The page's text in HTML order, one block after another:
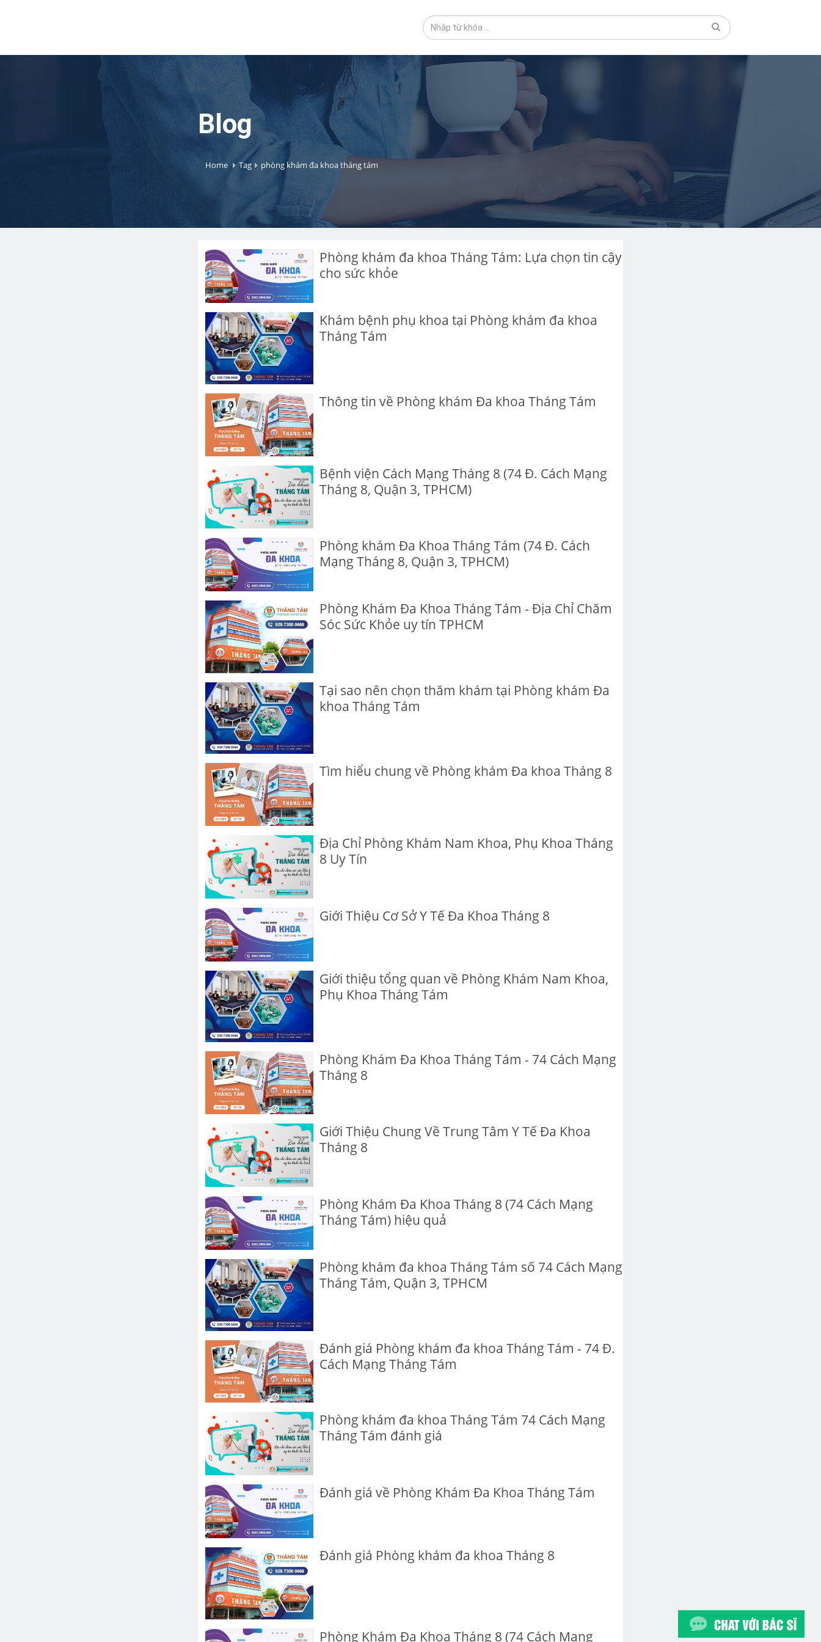
Blog
Home Tag phòng khám đa khoa tháng tám
Phòng khám đa khoa Tháng Tám: Lựa chọn tin cậy
cho sức khỏe
Khám bệnh phụ khoa tại Phòng khám đa khoa
Tháng Tám
Thông tin về Phòng khám Đa khoa Tháng Tám
Bệnh viện Cách Mạng Tháng 8 (74 Đ. Cách Mạng
Tháng 8, Quận 3, TPHCM)
Phòng khám Đa Khoa Tháng Tám (74 Đ. Cách
Mạng Tháng 8, Quận 3, TPHCM)
Phòng Khám Đa Khoa Tháng Tám - Địa Chỉ Chăm
Sóc Sức Khỏe uy tín TPHCM
Tại sao nên chọn thăm khám tại Phòng khám Đa
khoa Tháng Tám
Tìm hiểu chung về Phòng khám Đa khoa Tháng 8
Địa Chỉ Phòng Khám Nam Khoa, Phụ Khoa Tháng
8 Uy Tín
Giới Thiệu Cơ Sở Y Tế Đa Khoa Tháng 8
Giới thiệu tổng quan về Phòng Khám Nam Khoa,
Phụ Khoa Tháng Tám
Phòng Khám Đa Khoa Tháng Tám - 74 Cách Mạng
Tháng 8
Giới Thiệu Chung Về Trung Tâm Y Tế Đa Khoa
Tháng 8
Phòng Khám Đa Khoa Tháng 8 (74 Cách Mạng
Tháng Tám) hiệu quả
Phòng khám đa khoa Tháng Tám số 74 Cách Mạng
Tháng Tám, Quận 3, TPHCM
Đánh giá Phòng khám đa khoa Tháng Tám - 74 Đ.
Cách Mạng Tháng Tám
Phòng khám đa khoa Tháng Tám 74 Cách Mạng
Tháng Tám đánh giá
Đánh giá về Phòng Khám Đa Khoa Tháng Tám
Đánh giá Phòng khám đa khoa Tháng 8
Phòng Khám Đa Khoa Tháng 8 (74 Cách Mạng